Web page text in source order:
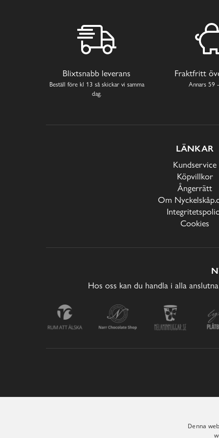
Blixtsnabb leverans
Beställ före kl 13 så skickar vi samma
dag.
Fraktfritt
Annars 59
LÄNKAR
Kundservice
Köpvillkor
Ångerrätt
Om
Cookies
Hos oss kan du handla i alla
Denna